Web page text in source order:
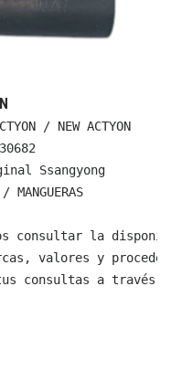
/ NEW ACTYON
Ssangyong
MANGUERAS
consultar la
valores y
consultas a través